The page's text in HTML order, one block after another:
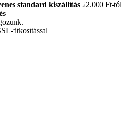
standard kiszállítás 22.000 Ft-tól
titkosítással